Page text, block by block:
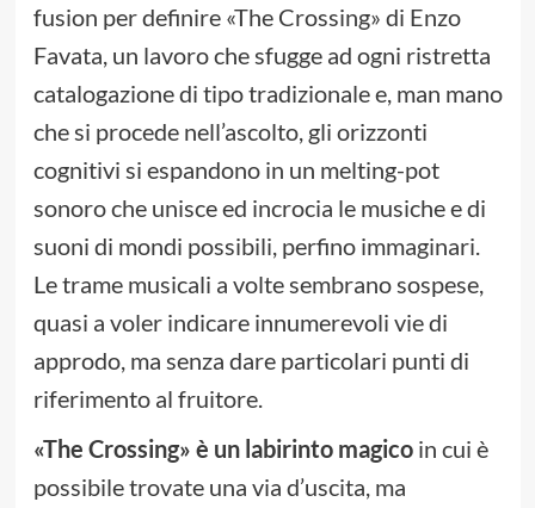
fusion per definire «The Crossing» di Enzo
Favata, un lavoro che sfugge ad ogni ristretta
catalogazione di tipo tradizionale e, man mano
che si procede nell’ascolto, gli orizzonti
cognitivi si espandono in un melting-pot
sonoro che unisce ed incrocia le musiche e di
suoni di mondi possibili, perfino immaginari.
Le trame musicali a volte sembrano sospese,
quasi a voler indicare innumerevoli vie di
approdo, ma senza dare particolari punti di
riferimento al fruitore.
«The Crossing» è un labirinto magicoin cui è
possibile trovate una via d’uscita, ma